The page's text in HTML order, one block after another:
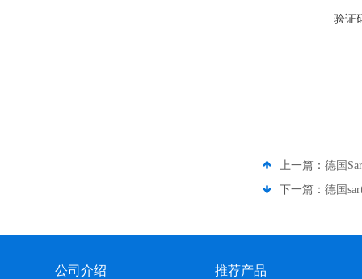
验证
上一篇： 德国
下一篇： 德国
公司介绍 推荐产品